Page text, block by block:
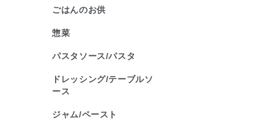
ごはんのお供
惣菜
パスタソース/パスタ
ドレッシング/テーブルソ
ース
ジャム/ペースト